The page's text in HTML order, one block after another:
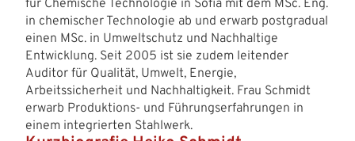
für Chemische Technologie in Sofia mit dem MSc. Eng.
in chemischer Technologie ab und erwarb postgradual
einen MSc. in Umweltschutz und Nachhaltige
Entwicklung. Seit 2005 ist sie zudem leitender
Auditor für Qualität, Umwelt, Energie,
Arbeitssicherheit und Nachhaltigkeit. Frau Schmidt
erwarb Produktions- und Führungserfahrungen in
einem integrierten Stahlwerk.